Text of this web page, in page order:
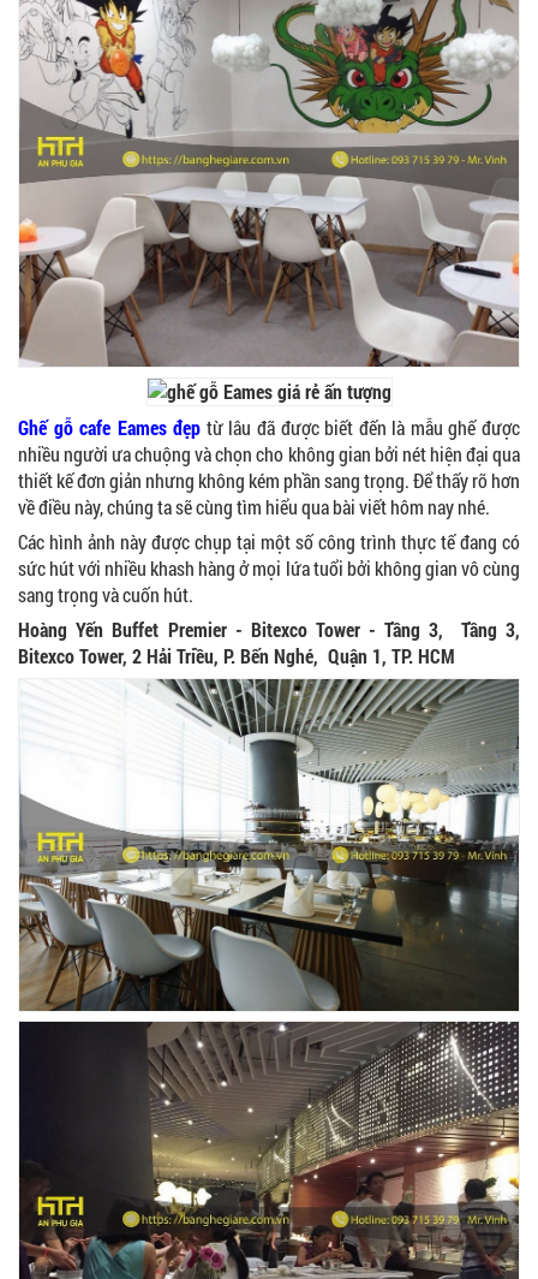
Ghế gỗ cafe Eames đẹp từ lâu đã được biết đến là mẫu ghế được
nhiều người ưa chuộng và chọn cho không gian bởi nét hiện đại qua
thiết kế đơn giản nhưng không kém phần sang trọng. Để thấy rõ hơn
về điều này, chúng ta sẽ cùng tìm hiểu qua bài viết hôm nay nhé.
Các hình ảnh này được chụp tại một số công trình thực tế đang có
sức hút với nhiều khash hàng ở mọi lứa tuổi bởi không gian vô cùng
sang trọng và cuốn hút.
Hoàng Yến Buffet Premier - Bitexco Tower - Tầng 3, Tầng 3,
Bitexco Tower, 2 Hải Triều, P. Bến Nghé, Quận 1, TP. HCM